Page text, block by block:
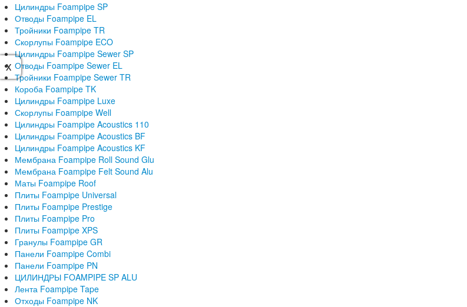
X
X
Цилиндры Foampipe SP
Отводы Foampipe EL
Тройники Foampipe TR
Скорлупы Foampipe ECO
Цилиндры Foampipe Sewer SP
Отводы Foampipe Sewer EL
Тройники Foampipe Sewer TR
Короба Foampipe TK
Цилиндры Foampipe Luxe
Скорлупы Foampipe Well
Цилиндры Foampipe Acoustics 110
Цилиндры Foampipe Acoustics BF
Цилиндры Foampipe Acoustics KF
Мембрана Foampipe Roll Sound Glu
Мембрана Foampipe Felt Sound Alu
Маты Foampipe Roof
Плиты Foampipe Universal
Плиты Foampipe Prestige
Плиты Foampipe Pro
Плиты Foampipe XPS
Гранулы Foampipe GR
Панели Foampipe Combi
Панели Foampipe PN
ЦИЛИНДРЫ FOAMPIPE SP ALU
Лента Foampipe Tape
Отходы Foampipe NK